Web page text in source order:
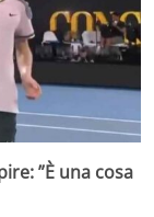
”È una cosa